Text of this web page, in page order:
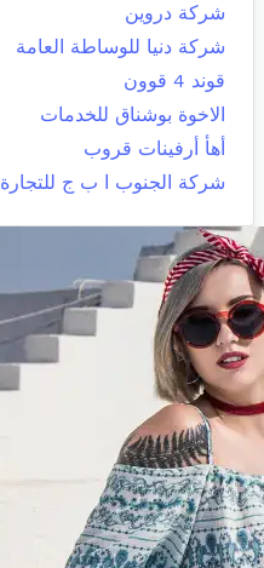
شركة دروين
شركة دنيا للوساطة العامة
قوند 4 قوون
الاخوة بوشناق للخدمات
أهأ أرفينات قروب
شركة الجنوب ا ب ج للتجارة